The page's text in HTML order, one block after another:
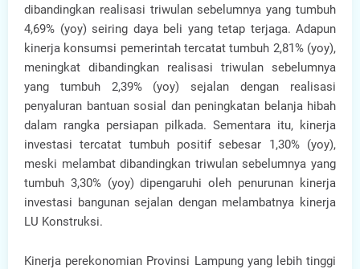
dibandingkan realisasi triwulan sebelumnya yang tumbuh
4,69% (yoy) seiring daya beli yang tetap terjaga. Adapun
kinerja konsumsi pemerintah tercatat tumbuh 2,81% (yoy),
meningkat dibandingkan realisasi triwulan sebelumnya
yang tumbuh 2,39% (yoy) sejalan dengan realisasi
penyaluran bantuan sosial dan peningkatan belanja hibah
dalam rangka persiapan pilkada. Sementara itu, kinerja
investasi tercatat tumbuh positif sebesar 1,30% (yoy),
meski melambat dibandingkan triwulan sebelumnya yang
tumbuh 3,30% (yoy) dipengaruhi oleh penurunan kinerja
investasi bangunan sejalan dengan melambatnya kinerja
LU Konstruksi.
Kinerja perekonomian Provinsi Lampung yang lebih tinggi